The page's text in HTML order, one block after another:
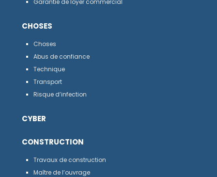
Garantie de loyer commercial
CHOSES
Choses
Abus de confiance
Technique
Transport
Risque d’infection
CYBER
CONSTRUCTION
Travaux de construction
Maître de l’ouvrage